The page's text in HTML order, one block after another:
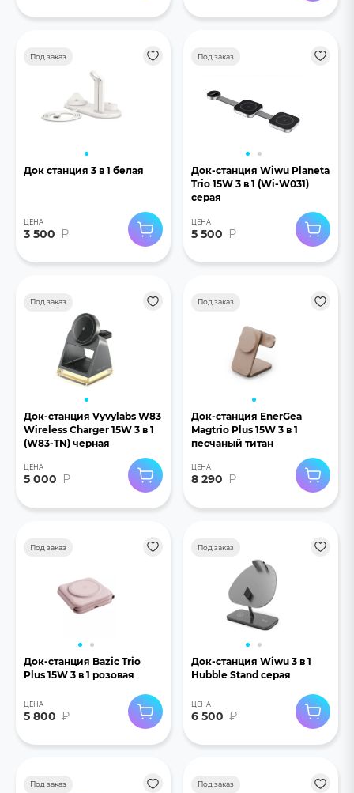
Под заказ
Док станция 3 в 1 белая
ЦЕНА
3 500 ₽
Под заказ
Док-станция Wiwu Planeta
Trio 15W 3 в 1 (Wi-W031)
серая
ЦЕНА
5 500 ₽
Под заказ
Док-станция Vyvylabs W83
Wireless Charger 15W 3 в 1
(W83-TN) черная
ЦЕНА
5 000 ₽
Под заказ
Док-станция EnerGea
Magtrio Plus 15W 3 в 1
песчаный титан
ЦЕНА
8 290 ₽
Под заказ
Док-станция Bazic Trio
Plus 15W 3 в 1 розовая
ЦЕНА
5 800 ₽
Под заказ
Док-станция Wiwu 3 в 1
Hubble Stand серая
ЦЕНА
6 500 ₽
Под заказ Под заказ